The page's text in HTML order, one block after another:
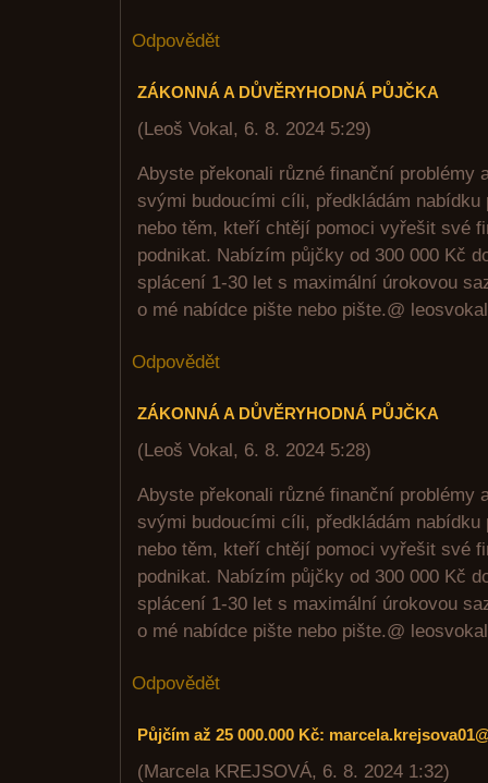
Odpovědět
ZÁKONNÁ A DŮVĚRYHODNÁ PŮJČKA
(Leoš Vokal, 6. 8. 2024 5:29)
Abyste překonali různé finanční problémy
svými budoucími cíli, předkládám
nebo těm, kteří chtějí pomoci vyřešit své
podnikat. Nabízím půjčky od 300 000 Kč
splácení 1-30 let s maximální úrokovou
o mé nabídce pište nebo pište.@
Odpovědět
ZÁKONNÁ A DŮVĚRYHODNÁ PŮJČKA
(Leoš Vokal, 6. 8. 2024 5:28)
Abyste překonali různé finanční problémy
svými budoucími cíli, předkládám
nebo těm, kteří chtějí pomoci vyřešit své
podnikat. Nabízím půjčky od 300 000 Kč
splácení 1-30 let s maximální úrokovou
o mé nabídce pište nebo pište.@
Odpovědět
Půjčím až 25 000.000 Kč:
(Marcela KREJSOVÁ, 6. 8. 2024 1:32)